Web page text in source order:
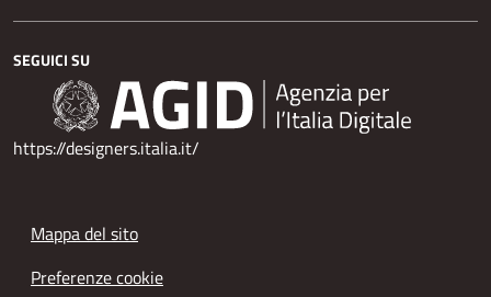
SEGUICI SU
https://designers.italia.it/
Mappa del sito
Preferenze cookie